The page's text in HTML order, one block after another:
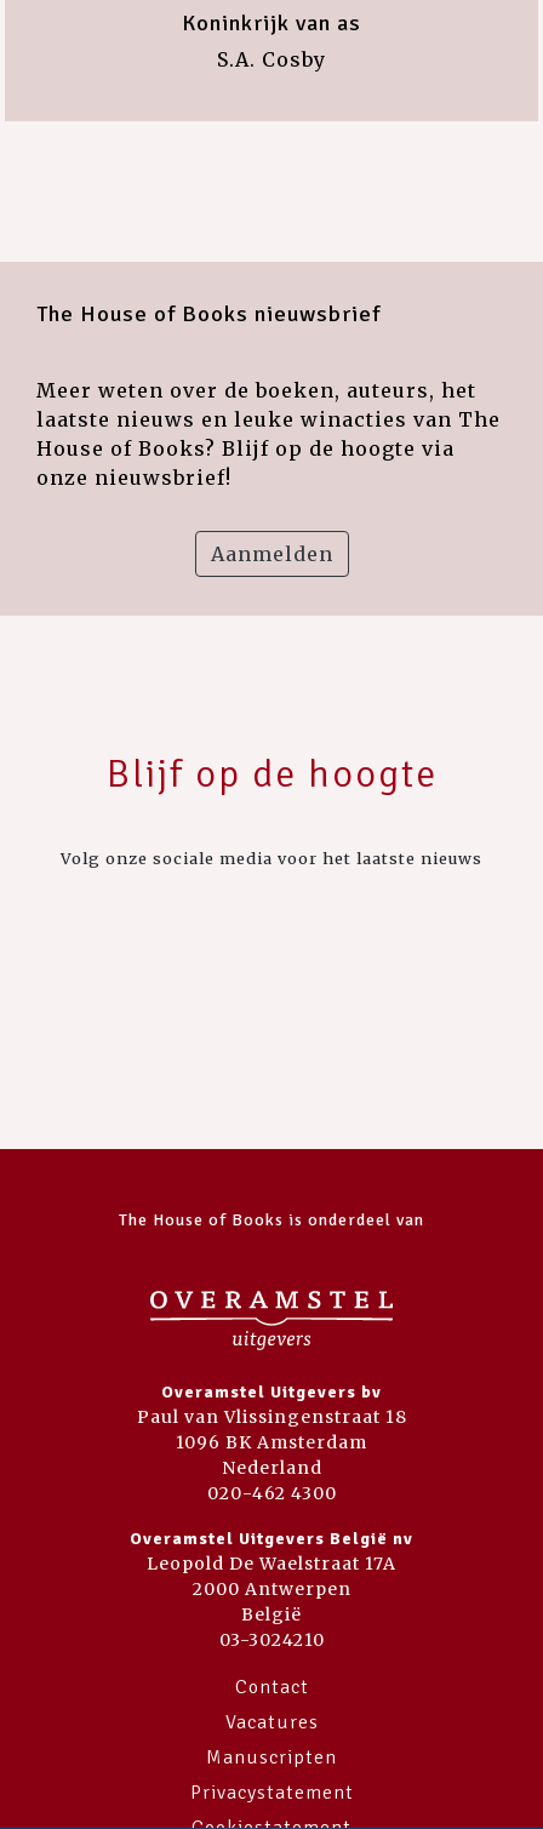
Koninkrijk van as
S.A. Cosby
The House of Books nieuwsbrief
Meer weten over de boeken, auteurs, het
laatste nieuws en leuke winacties van The
House of Books? Blijf op de hoogte via
onze nieuwsbrief!
Aanmelden
Blijf op de hoogte
Volg onze sociale media voor het laatste nieuws
The House of Books is onderdeel van
Overamstel Uitgevers bv
Paul van Vlissingenstraat 18
1096 BK Amsterdam
Nederland
020-462 4300
Overamstel Uitgevers België nv
Leopold De Waelstraat 17A
2000 Antwerpen
België
03-3024210
Contact
Vacatures
Manuscripten
Privacystatement